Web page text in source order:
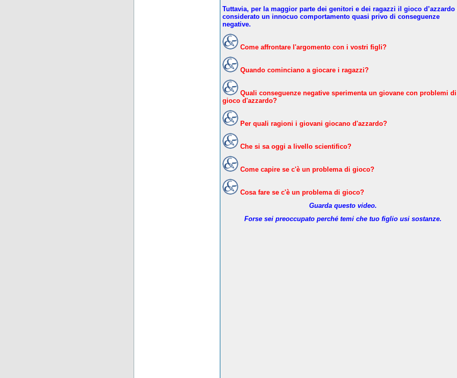
Tuttavia, per la maggior parte dei genitori e dei ragazzi il gioco d’azzardo
considerato un innocuo comportamento quasi privo di conseguenze
negative.
Come affrontare l'argomento con i vostri figli?
Quando cominciano a giocare i ragazzi?
Quali conseguenze negative sperimenta un giovane con problemi di
gioco d'azzardo?
Per quali ragioni i giovani giocano d'azzardo?
Che si sa oggi a livello scientifico?
Come capire se c'è un problema di gioco?
Cosa fare se c'è un problema di gioco?
Guarda questo video.
Forse sei preoccupato perché temi che tuo figlio usi sostanze.